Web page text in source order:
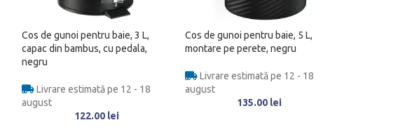
Cos de gunoi pentru baie, 3 L,
capac din bambus, cu pedala,
negru
Livrare estimată pe 12 - 18
august
122.00 lei
Cos de gunoi pentru baie, 5 L,
montare pe perete, negru
Livrare estimată pe 12 - 18
august
135.00 lei